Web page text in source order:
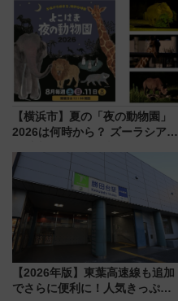
ン 場所や営業時間・限定弁当
を紹介
【横浜市】夏の「夜の動物園」
2026は何時から？ ズーラシア・
見どころ、限定イベントを徹底
解説！
【2026年版】東葉高速線も追加
でさらに便利に！人気きっぷ